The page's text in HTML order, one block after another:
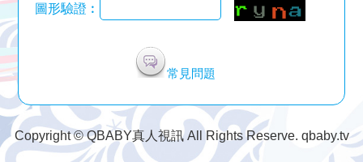
圖形驗證︰
常見問題
Copyright © QBABY真人視訊 All Rights Reserve. qbaby.tv